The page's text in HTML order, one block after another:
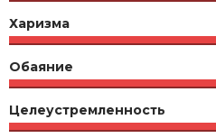
Харизма
Обаяние
Целеустремленность